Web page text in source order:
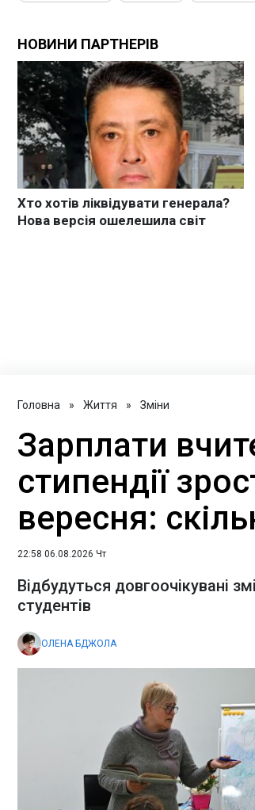
Головна » Життя » Зміни
Зарплати
стипендії
вересня:
22:58 06.08.2026 Чт
Відбудуться довгоочікувані
студентів
ОЛЕНА БДЖОЛА